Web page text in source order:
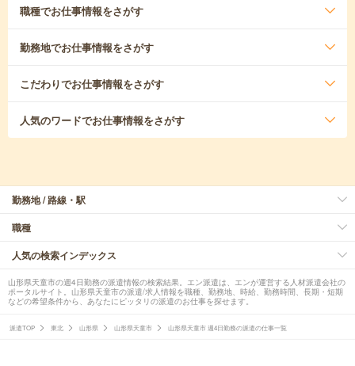
職種でお仕事情報をさがす
勤務地でお仕事情報をさがす
こだわりでお仕事情報をさがす
人気のワードでお仕事情報をさがす
勤務地 / 路線・駅
職種
人気の検索インデックス
山形県天童市の週4日勤務の派遣情報の検索結果。エン派遣は、エンが運営する人材派遣会社の
ポータルサイト。山形県天童市の派遣/求人情報を職種、勤務地、時給、勤務時間、長期・短期
などの希望条件から、あなたにピッタリの派遣のお仕事を探せます。
派遣TOP 東北 山形県 山形県天童市 山形県天童市 週4日勤務の派遣の仕事一覧